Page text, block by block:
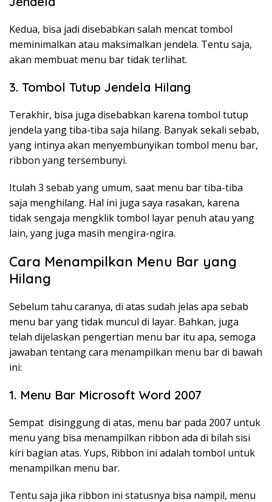
Kedua, bisa jadi disebabkan salah mencat tombol
meminimalkan atau maksimalkan jendela. Tentu saja,
akan membuat menu bar tidak terlihat.
3. Tombol Tutup Jendela Hilang
Terakhir, bisa juga disebabkan karena tombol tutup
jendela yang tiba-tiba saja hilang. Banyak sekali sebab,
yang intinya akan menyembunyikan tombol menu bar,
ribbon yang tersembunyi.
Itulah 3 sebab yang umum, saat menu bar tiba-tiba
saja menghilang. Hal ini juga saya rasakan, karena
tidak sengaja mengklik tombol layar penuh atau yang
lain, yang juga masih mengira-ngira.
Cara Menampilkan Menu Bar yang
Hilang
Sebelum tahu caranya, di atas sudah jelas apa sebab
menu bar yang tidak muncul di layar. Bahkan, juga
telah dijelaskan pengertian menu bar itu apa, semoga
jawaban tentang cara menampilkan menu bar di bawah
ini:
1. Menu Bar Microsoft Word 2007
Sempat disinggung di atas, menu bar pada 2007 untuk
menu yang bisa menampilkan ribbon ada di bilah sisi
kiri bagian atas. Yups, Ribbon ini adalah tombol untuk
menampilkan menu bar.
Tentu saja jika ribbon ini statusnya bisa nampil, menu